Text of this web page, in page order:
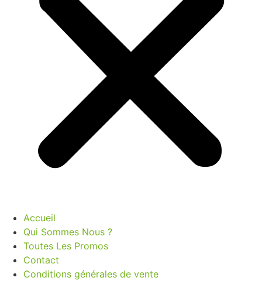
Accueil
Qui Sommes Nous ?
Toutes Les Promos
Contact
Conditions générales de vente